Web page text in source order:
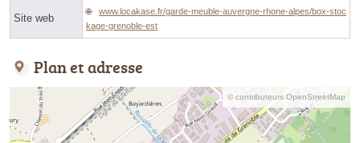
Site web
www.locakase.fr/garde-meuble-auvergne-rhone-alpes/box-stoc
kage-grenoble-est
Plan et adresse
© contributeurs OpenStreetMap